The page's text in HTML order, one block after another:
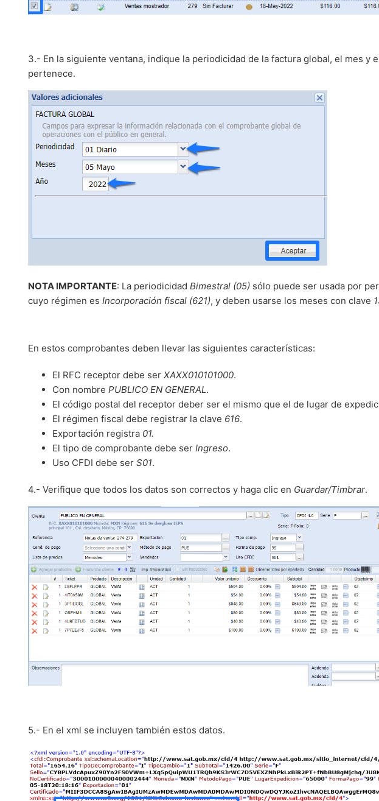
3.- En la siguiente ventana, indique la periodicidad de la factura global, el mes y
pertenece.
NOTA IMPORTANTE: La periodicidadBimestral (05) sólo puede ser usada por
cuyo régimen esIncorporación fiscal (621), y deben usarse los meses con clave
En estos comprobantes deben llevar las siguientes características:
El RFC receptor debe serXAXX010101000.
Con nombrePUBLICO EN GENERAL.
El código postal del receptor deber ser el mismo que el de lugar de
El régimen fiscal debe registrar la clave 616.
Exportación registra 01.
El tipo de comprobante debe serIngreso.
Uso CFDI debe serS01.
4.- Verifique que todos los datos son correctos y haga clic en Guardar/Timbrar.
5.- En el xml se incluyen también estos datos.